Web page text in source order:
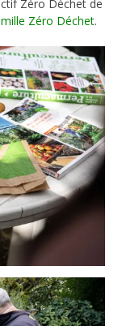
Zéro Déchet de
Zéro Déchet.